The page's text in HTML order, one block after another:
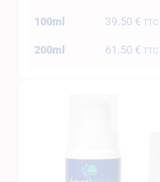
100ml 39.50 € TTC
200ml 61.50 € TTC